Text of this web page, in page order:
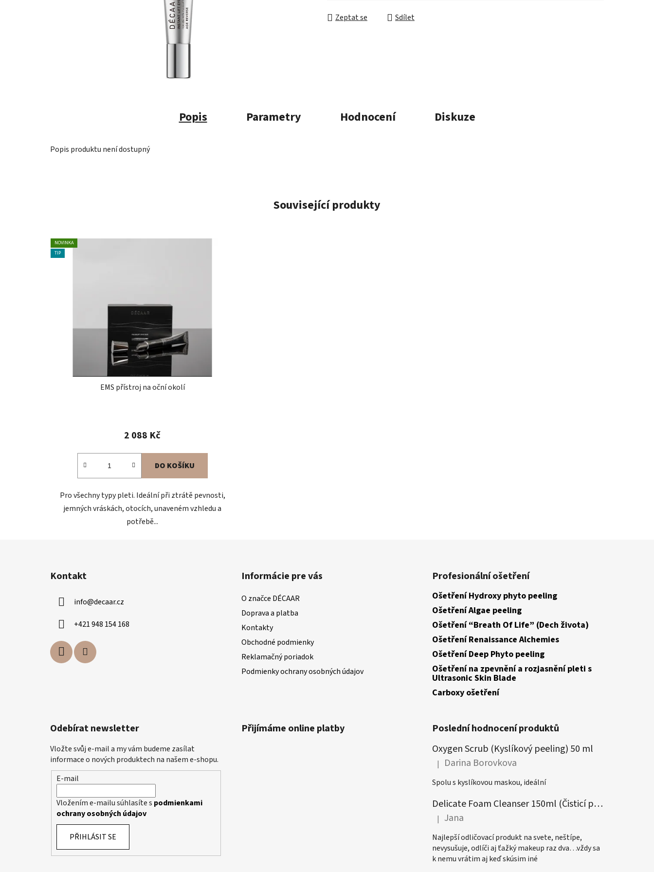
hvězdiček.
Zeptat se Sdílet
Popis Parametry Hodnocení Diskuze
Popis produktu není dostupný
Související produkty
NOVINKA
TIP
EMS přístroj na oční okolí
2 088 Kč
DO KOŠÍKU
Pro všechny typy pleti. Ideální při ztrátě pevnosti,
jemných vráskách, otocích, unaveném vzhledu a
potřebě...
Kontakt
info@decaar.cz
+421 948 154 168
Informácie pre vás
O značce DÉCAAR
Doprava a platba
Kontakty
Obchodné podmienky
Reklamačný poriadok
Podmienky ochrany osobných údajov
Profesionální ošetření
Ošetření Hydroxy phyto peeling
Ošetření Algae peeling
Ošetření “Breath Of Life” (Dech života)
Ošetření Renaissance Alchemies
Ošetření Deep Phyto peeling
Ošetření na zpevnění a rozjasnění pleti s
Ultrasonic Skin Blade
Carboxy ošetření
Odebírat newsletter
Vložte svůj e-mail a my vám budeme zasílat
informace o nových produktech na našem e-shopu.
E-mail
Vložením e-mailu súhlasíte s podmienkami
ochrany osobných údajov
PŘIHLÁSIT SE
Přijímáme online platby
Poslední hodnocení produktů
Oxygen Scrub (Kyslíkový peeling) 50 ml
Hodnocení produktu je 5 z 5 hvězdiček.
| Darina Borovkova
Spolu s kyslíkovou maskou, ideální
Delicate Foam Cleanser 150ml (Čisticí pěna)
Hodnocení produktu je 5 z 5 hvězdiček.
| Jana
Najlepší odličovací produkt na svete, neštípe,
nevysušuje, odlíči aj ťažký makeup raz dva…vždy sa
k nemu vrátim aj keď skúsim iné